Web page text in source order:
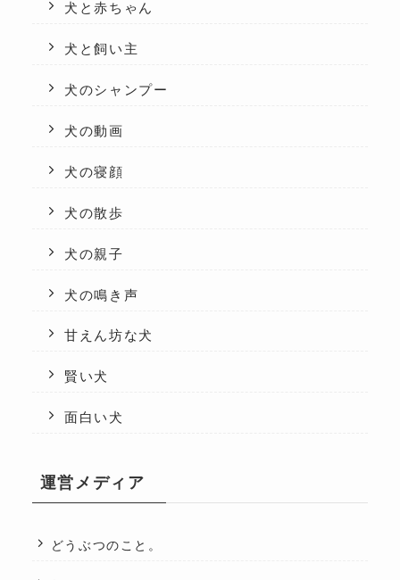
犬と赤ちゃん
犬と飼い主
犬のシャンプー
犬の動画
犬の寝顔
犬の散歩
犬の親子
犬の鳴き声
甘えん坊な犬
賢い犬
面白い犬
運営メディア
どうぶつのこと。